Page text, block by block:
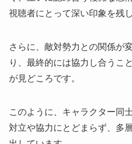
視聴者にとって深い印象を残し
さらに、敵対勢力との関係が
り、最終的には協力し合うこ
が見どころです。
このように、キャラクター同
対立や協力にとどまらず、多